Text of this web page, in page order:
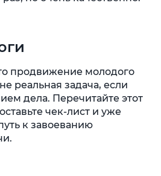
продвижение молодого
реальная задача, если
дела. Перечитайте этот
чек-лист и уже
к завоеванию